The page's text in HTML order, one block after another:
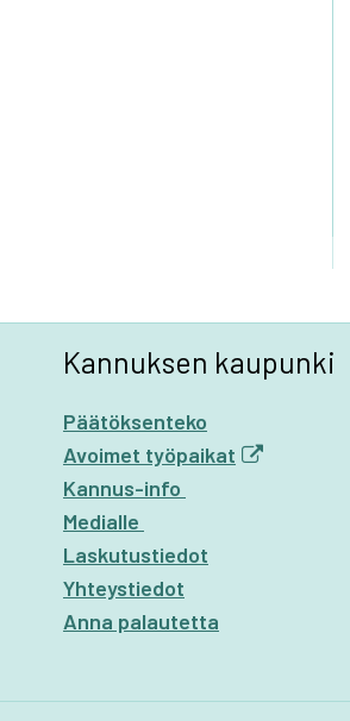
Kannuksen kaupunki
Päätöksenteko
Avoimet työpaikat
Kannus-info
Medialle
Laskutustiedot
Yhteystiedot
Anna palautetta